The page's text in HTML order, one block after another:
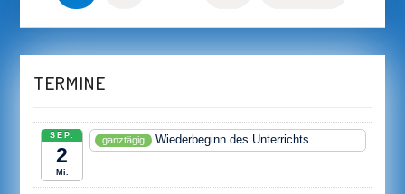
DER
BEITRÄGE
TERMINE
SEP.
2
Mi.
ganztägig Wiederbeginn des Unterrichts